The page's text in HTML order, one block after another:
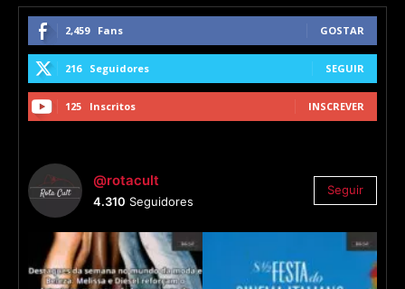
2,459 Fans GOSTAR
216 Seguidores SEGUIR
125 Inscritos INSCREVER
@rotacult
4.310 Seguidores
Seguir